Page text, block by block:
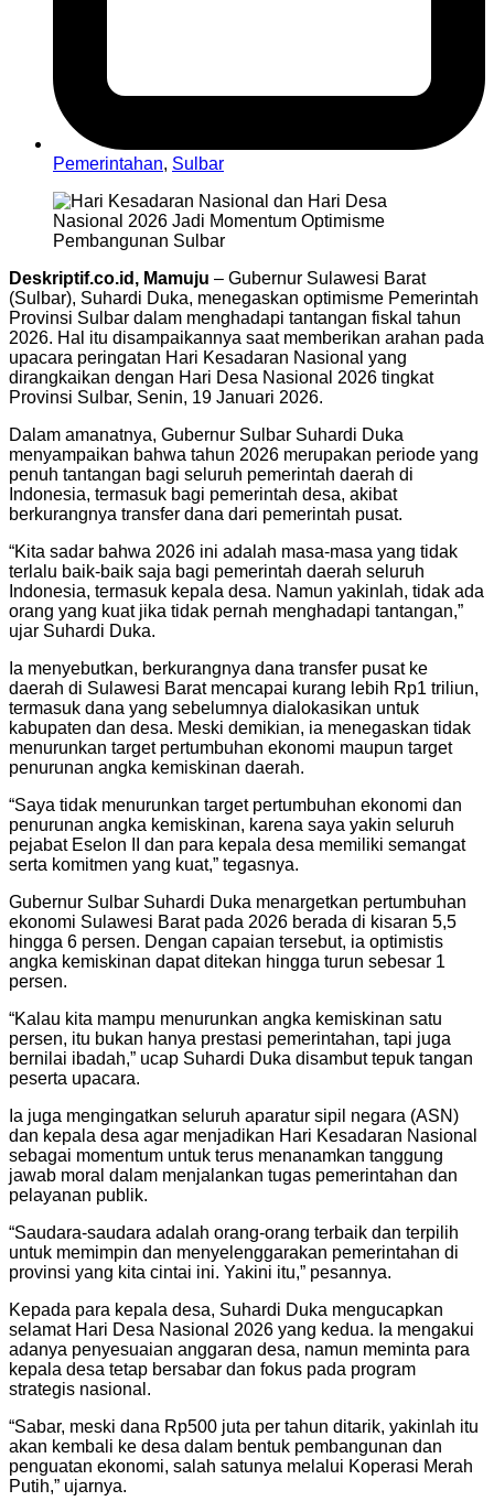
Pemerintahan, Sulbar
Deskriptif.co.id, Mamuju – Gubernur Sulawesi Barat
(Sulbar), Suhardi Duka, menegaskan optimisme Pemerintah
Provinsi Sulbar dalam menghadapi tantangan fiskal tahun
2026. Hal itu disampaikannya saat memberikan arahan pada
upacara peringatan Hari Kesadaran Nasional yang
dirangkaikan dengan Hari Desa Nasional 2026 tingkat
Provinsi Sulbar, Senin, 19 Januari 2026.
Dalam amanatnya, Gubernur Sulbar Suhardi Duka
menyampaikan bahwa tahun 2026 merupakan periode yang
penuh tantangan bagi seluruh pemerintah daerah di
Indonesia, termasuk bagi pemerintah desa, akibat
berkurangnya transfer dana dari pemerintah pusat.
“Kita sadar bahwa 2026 ini adalah masa-masa yang tidak
terlalu baik-baik saja bagi pemerintah daerah seluruh
Indonesia, termasuk kepala desa. Namun yakinlah, tidak ada
orang yang kuat jika tidak pernah menghadapi tantangan,”
ujar Suhardi Duka.
Ia menyebutkan, berkurangnya dana transfer pusat ke
daerah di Sulawesi Barat mencapai kurang lebih Rp1 triliun,
termasuk dana yang sebelumnya dialokasikan untuk
kabupaten dan desa. Meski demikian, ia menegaskan tidak
menurunkan target pertumbuhan ekonomi maupun target
penurunan angka kemiskinan daerah.
“Saya tidak menurunkan target pertumbuhan ekonomi dan
penurunan angka kemiskinan, karena saya yakin seluruh
pejabat Eselon II dan para kepala desa memiliki semangat
serta komitmen yang kuat,” tegasnya.
Gubernur Sulbar Suhardi Duka menargetkan pertumbuhan
ekonomi Sulawesi Barat pada 2026 berada di kisaran 5,5
hingga 6 persen. Dengan capaian tersebut, ia optimistis
angka kemiskinan dapat ditekan hingga turun sebesar 1
persen.
“Kalau kita mampu menurunkan angka kemiskinan satu
persen, itu bukan hanya prestasi pemerintahan, tapi juga
bernilai ibadah,” ucap Suhardi Duka disambut tepuk tangan
peserta upacara.
Ia juga mengingatkan seluruh aparatur sipil negara (ASN)
dan kepala desa agar menjadikan Hari Kesadaran Nasional
sebagai momentum untuk terus menanamkan tanggung
jawab moral dalam menjalankan tugas pemerintahan dan
pelayanan publik.
“Saudara-saudara adalah orang-orang terbaik dan terpilih
untuk memimpin dan menyelenggarakan pemerintahan di
provinsi yang kita cintai ini. Yakini itu,” pesannya.
Kepada para kepala desa, Suhardi Duka mengucapkan
selamat Hari Desa Nasional 2026 yang kedua. Ia mengakui
adanya penyesuaian anggaran desa, namun meminta para
kepala desa tetap bersabar dan fokus pada program
strategis nasional.
“Sabar, meski dana Rp500 juta per tahun ditarik, yakinlah itu
akan kembali ke desa dalam bentuk pembangunan dan
penguatan ekonomi, salah satunya melalui Koperasi Merah
Putih,” ujarnya.